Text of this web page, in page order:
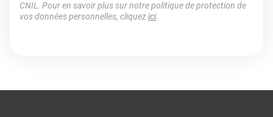
CNIL. Pour en savoir plus sur notre politique de protection de
vos données personnelles, cliquezici.